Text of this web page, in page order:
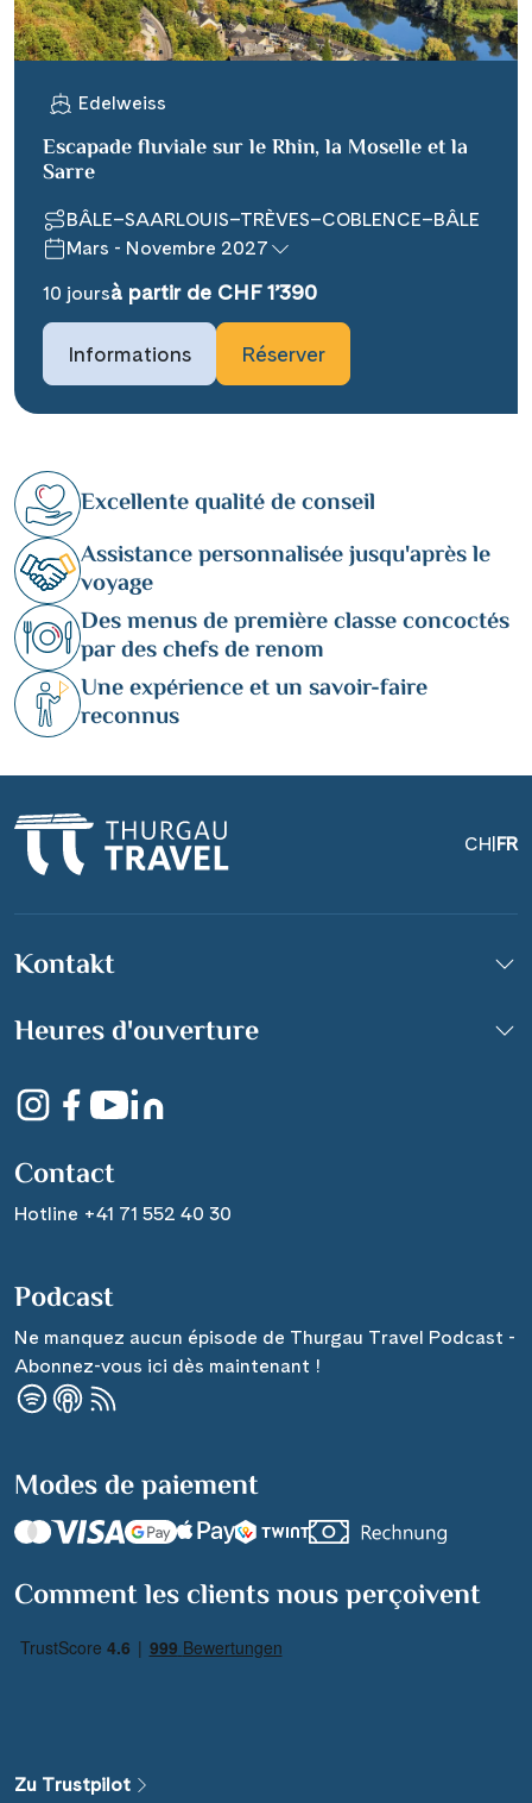
Edelweiss
Escapade fluviale sur le Rhin, la Moselle et la
Sarre
BÂLE–SAARLOUIS–TRÈVES–COBLENCE–BÂLE
Mars - Novembre 2027
10 joursà partir de CHF 1’390
Informations Réserver
Excellente qualité de conseil
Assistance personnalisée jusqu'après le
voyage
Des menus de première classe concoctés
par des chefs de renom
Une expérience et un savoir-faire
reconnus
CH|FR
Kontakt
Heures d'ouverture
Contact
Hotline +41 71 552 40 30
Podcast
Ne manquez aucun épisode de Thurgau Travel Podcast -
Abonnez-vous ici dès maintenant !
Modes de paiement
Comment les clients nous perçoivent
Zu Trustpilot